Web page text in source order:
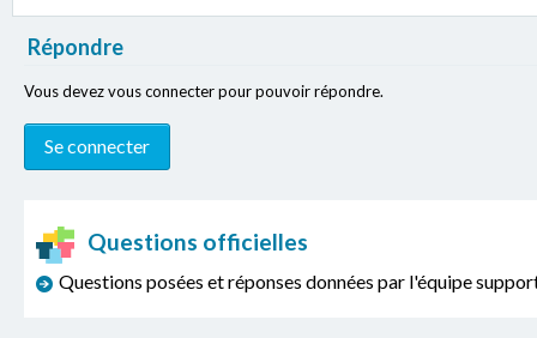
Répondre
Vous devez vous connecter pour pouvoir répondre.
Questions officielles
Questions posées et réponses données par l'équipe